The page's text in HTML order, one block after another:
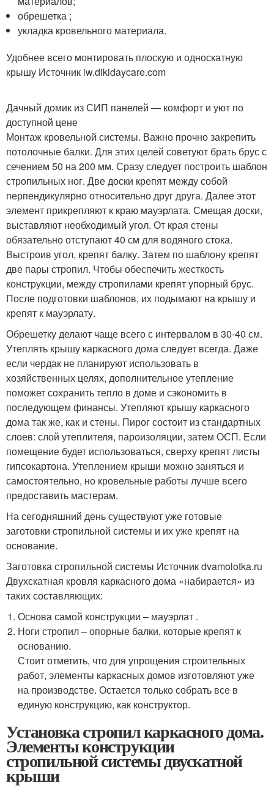
обрешетка ;
укладка кровельного материала.
Удобнее всего монтировать плоскую и односкатную
крышу Источник iw.dikidaycare.com
Дачный домик из СИП панелей — комфорт и уют по
доступной цене
Монтаж кровельной системы. Важно прочно закрепить
потолочные балки. Для этих целей советуют брать брус с
сечением 50 на 200 мм. Сразу следует построить шаблон
стропильных ног. Две доски крепят между собой
перпендикулярно относительно друг друга. Далее этот
элемент прикрепляют к краю мауэрлата. Смещая доски,
выставляют необходимый угол. От края стены
обязательно отступают 40 см для водяного стока.
Выстроив угол, крепят балку. Затем по шаблону крепят
две пары стропил. Чтобы обеспечить жесткость
конструкции, между стропилами крепят упорный брус.
После подготовки шаблонов, их подымают на крышу и
крепят к мауэрлату.
Обрешетку делают чаще всего с интервалом в 30-40 см.
Утеплять крышу каркасного дома следует всегда. Даже
если чердак не планируют использовать в
хозяйственных целях, дополнительное утепление
поможет сохранить тепло в доме и сэкономить в
последующем финансы. Утепляют крышу каркасного
дома так же, как и стены. Пирог состоит из стандартных
слоев: слой утеплителя, пароизоляции, затем ОСП. Если
помещение будет использоваться, сверху крепят листы
гипсокартона. Утеплением крыши можно заняться и
самостоятельно, но кровельные работы лучше всего
предоставить мастерам.
На сегодняшний день существуют уже готовые
заготовки стропильной системы и их уже крепят на
основание.
Заготовка стропильной системы Источник dvamolotka.ru
Двухскатная кровля каркасного дома «набирается» из
таких составляющих:
Основа самой конструкции – мауэрлат .
Ноги стропил – опорные балки, которые крепят к
основанию.
Стоит отметить, что для упрощения строительных
работ, элементы каркасных домов изготовляют уже
на производстве. Остается только собрать все в
единую конструкцию, как конструктор.
Установка стропил каркасного дома.
Элементы конструкции
стропильной системы двускатной
крыши